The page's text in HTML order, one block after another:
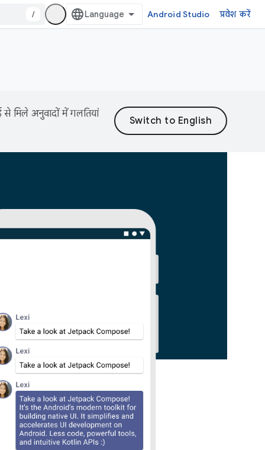
/ Android Studio प्रवेश करें
मिले अनुवादों में गलतियां